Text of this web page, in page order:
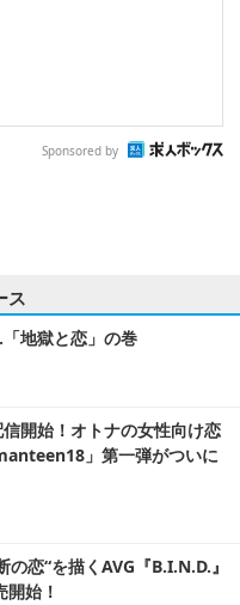
Sponsored by
ス
「地獄と恋」の巻
信開始！オトナの女性向け恋
」第一弾がついに
恋“を描くAVG『B.I.N.D.』
始！